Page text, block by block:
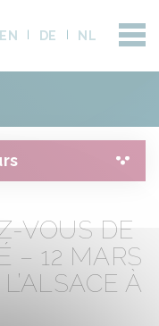
EN DE NL
VOUS DE
– 12 MARS
À